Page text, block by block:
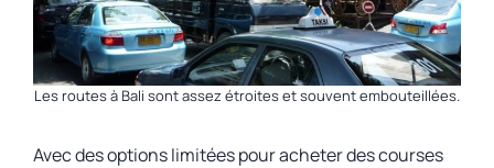
Les routes à Bali sont assez étroites et souvent embouteillées.
Avec des options limitées pour acheter des courses